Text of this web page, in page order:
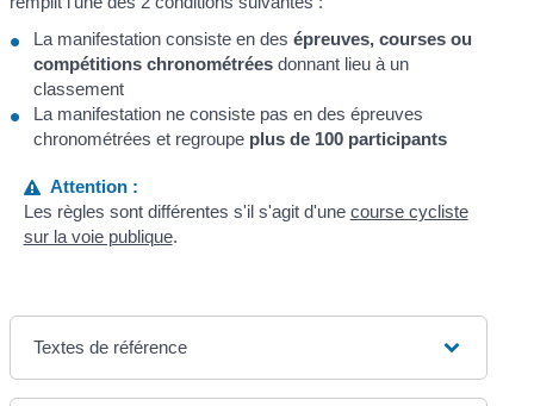
La manifestation consiste en desépreuves, courses ou
compétitions chronométrées donnant lieu à un
classement
La manifestation ne consiste pas en des épreuves
chronométrées et regroupe plus de 100 participants
Attention :
Les règles sont différentes s'il s'agit d'une course cycliste
sur la voie publique.
Textes de référence